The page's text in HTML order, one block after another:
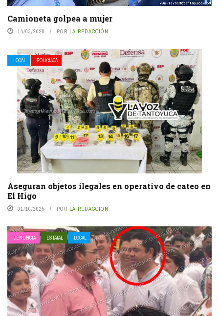
Camioneta golpea a mujer
14/03/2020 POR LA REDACCIÓN
LOCAL POLICIACA
Aseguran objetos ilegales en operativo de cateo en
El Higo
01/10/2025 POR LA REDACCIÓN
DENUNCIA ESTATAL LOCAL